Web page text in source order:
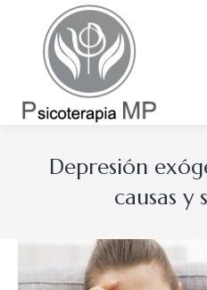
Depresión
causas y